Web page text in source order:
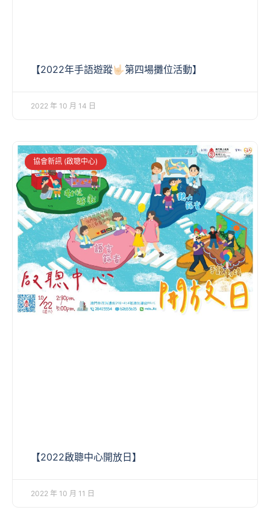
【2022年手語遊蹤🤟🏻第四場攤位活動】
2022 年 10 月 14 日
協會新訊 (啟聰中心)
【2022啟聰中心開放日】
2022 年 10 月 11 日